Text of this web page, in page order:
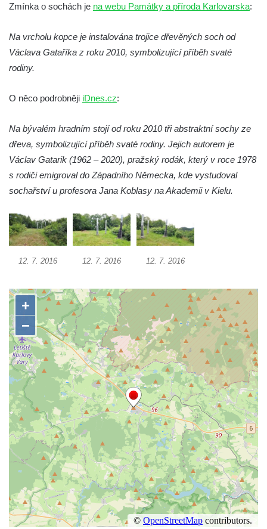
Socha Mamutí lebka v ZOO Hluboká
Socha Orel v ZOO Hluboká
Socha Matka příroda v ZOO Hluboká
Socha Vlčice s mládětem v ZOO Hluboká
Socha Rys číhající na srnu v ZOO Hluboká
Socha Orlice v ZOO Hluboká
Socha Želva v ZOO Hluboká
Socha Kozorožec horský v ZOO Hluboká
Socha Včela v ZOO Hluboká
Socha Nosorožík v ZOO Hluboká
Socha Rosomák v ZOO Hluboká
Socha Beruška v ZOO Hluboká
Socha Vážka v ZOO Hluboká
Socha Volavka v ZOO Hluboká
Flamingo trůn v ZOO Hluboká
Lavička Kůň Převalského v ZOO Hluboká
Lysá nad Labem, barokní město Šporkovo
Socha Opičákovník v ZOO Hluboká
Socha Roháč v ZOO Hluboká
Socha Mystik v ZOO Hluboká
Reliéf Rodina a práce na budově záložny
čp. 69/1 v Českých Budějovicích
Zmínka o sochách je na webu Památky a příroda Karlovarska:
Na vrcholu kopce je instalována trojice dřevěných soch od
Václava Gataříka z roku 2010, symbolizující příběh svaté
rodiny.
O něco podrobněji iDnes.cz:
Na bývalém hradním stojí od roku 2010 tři abstraktní sochy ze
dřeva, symbolizující příběh svaté rodiny. Jejich autorem je
Václav Gatarik (1962 – 2020), pražský rodák, který v roce 1978
s rodiči emigroval do Západního Německa, kde vystudoval
sochařství u profesora Jana Koblasy na Akademii v Kielu.
12. 7. 2016 12. 7. 2016 12. 7. 2016